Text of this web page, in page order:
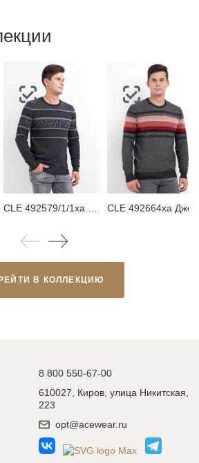
В КОЛЛЕКЦИЮ
8 800 550-67-00
610027, Киров, улица Никитская,
223
opt@acewear.ru